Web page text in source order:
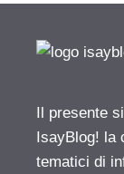
Il presente
IsayBlog! la
tematici di